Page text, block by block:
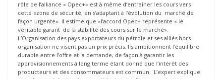
rôle de l’alliance « Opec+» est à même d’entraîner les cours vers
cette «zone de sécurité, en s’adaptant à l’évolution du marché de
façon urgente». Il estime que «l’accord Opec+ représente « le
véritable garant de la stabilité des cours sur le marché».
L’Organisation des pays exportateurs du pétrole et ses alliés hors
organisation ne visent pas un prix précis. Ils ambitionnent l’équilibre
durable entre l’offre et la demande, de façon à garantir les
approvisionnements à long terme étant donné que l’intérêt des
producteurs et des consommateurs est commun. L’expert explique